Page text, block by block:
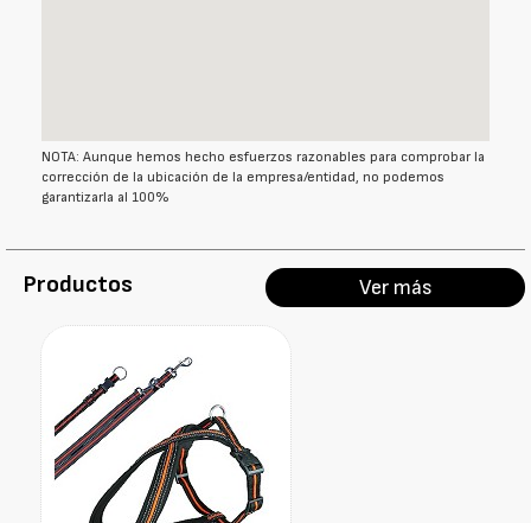
NOTA: Aunque hemos hecho esfuerzos razonables para comprobar la
corrección de la ubicación de la empresa/entidad, no podemos
garantizarla al 100%
Productos Ver más